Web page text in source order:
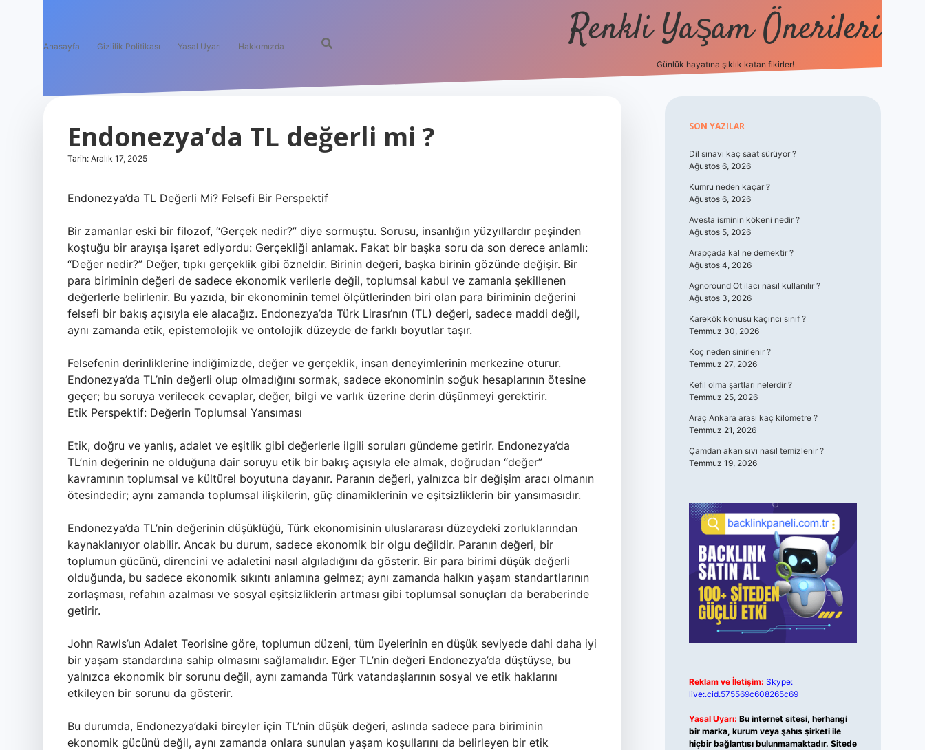
Anasayfa Gizlilik Politikası Yasal Uyarı Hakkımızda Renkli Yaşam Önerileri
Günlük hayatına şıklık katan fikirler!
Endonezya’da TL değerli mi ?
Tarih: Aralık 17, 2025
Endonezya’da TL Değerli Mi? Felsefi Bir Perspektif
Bir zamanlar eski bir filozof, “Gerçek nedir?” diye sormuştu. Sorusu, insanlığın yüzyıllardır peşinden
koştuğu bir arayışa işaret ediyordu: Gerçekliği anlamak. Fakat bir başka soru da son derece anlamlı:
“Değer nedir?” Değer, tıpkı gerçeklik gibi özneldir. Birinin değeri, başka birinin gözünde değişir. Bir
para biriminin değeri de sadece ekonomik verilerle değil, toplumsal kabul ve zamanla şekillenen
değerlerle belirlenir. Bu yazıda, bir ekonominin temel ölçütlerinden biri olan para biriminin değerini
felsefi bir bakış açısıyla ele alacağız. Endonezya’da Türk Lirası’nın (TL) değeri, sadece maddi değil,
aynı zamanda etik, epistemolojik ve ontolojik düzeyde de farklı boyutlar taşır.
Felsefenin derinliklerine indiğimizde, değer ve gerçeklik, insan deneyimlerinin merkezine oturur.
Endonezya’da TL’nin değerli olup olmadığını sormak, sadece ekonominin soğuk hesaplarının ötesine
geçer; bu soruya verilecek cevaplar, değer, bilgi ve varlık üzerine derin düşünmeyi gerektirir.
Etik Perspektif: Değerin Toplumsal Yansıması
Etik, doğru ve yanlış, adalet ve eşitlik gibi değerlerle ilgili soruları gündeme getirir. Endonezya’da
TL’nin değerinin ne olduğuna dair soruyu etik bir bakış açısıyla ele almak, doğrudan “değer”
kavramının toplumsal ve kültürel boyutuna dayanır. Paranın değeri, yalnızca bir değişim aracı olmanın
ötesindedir; aynı zamanda toplumsal ilişkilerin, güç dinamiklerinin ve eşitsizliklerin bir yansımasıdır.
Endonezya’da TL’nin değerinin düşüklüğü, Türk ekonomisinin uluslararası düzeydeki zorluklarından
kaynaklanıyor olabilir. Ancak bu durum, sadece ekonomik bir olgu değildir. Paranın değeri, bir
toplumun gücünü, direncini ve adaletini nasıl algıladığını da gösterir. Bir para birimi düşük değerli
olduğunda, bu sadece ekonomik sıkıntı anlamına gelmez; aynı zamanda halkın yaşam standartlarının
zorlaşması, refahın azalması ve sosyal eşitsizliklerin artması gibi toplumsal sonuçları da beraberinde
getirir.
John Rawls’un Adalet Teorisine göre, toplumun düzeni, tüm üyelerinin en düşük seviyede dahi daha iyi
bir yaşam standardına sahip olmasını sağlamalıdır. Eğer TL’nin değeri Endonezya’da düştüyse, bu
yalnızca ekonomik bir sorunu değil, aynı zamanda Türk vatandaşlarının sosyal ve etik haklarını
etkileyen bir sorunu da gösterir.
Bu durumda, Endonezya’daki bireyler için TL’nin düşük değeri, aslında sadece para biriminin
ekonomik gücünü değil, aynı zamanda onlara sunulan yaşam koşullarını da belirleyen bir etik
Sidebar
SON YAZILAR
Dil sınavı kaç saat sürüyor ?
Ağustos 6, 2026
Kumru neden kaçar ?
Ağustos 6, 2026
Avesta isminin kökeni nedir ?
Ağustos 5, 2026
Arapçada kal ne demektir ?
Ağustos 4, 2026
Agnoround Ot ilacı nasıl kullanılır ?
Ağustos 3, 2026
Karekök konusu kaçıncı sınıf ?
Temmuz 30, 2026
Koç neden sinirlenir ?
Temmuz 27, 2026
Kefil olma şartları nelerdir ?
Temmuz 25, 2026
Araç Ankara arası kaç kilometre ?
Temmuz 21, 2026
Çamdan akan sıvı nasıl temizlenir ?
Temmuz 19, 2026
Reklam ve İletişim: Skype:
live:.cid.575569c608265c69
Yasal Uyarı: Bu internet sitesi, herhangi
bir marka, kurum veya şahıs şirketi ile
hiçbir bağlantısı bulunmamaktadır. Sitede